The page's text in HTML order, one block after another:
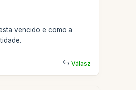
vencido e como a
Válasz